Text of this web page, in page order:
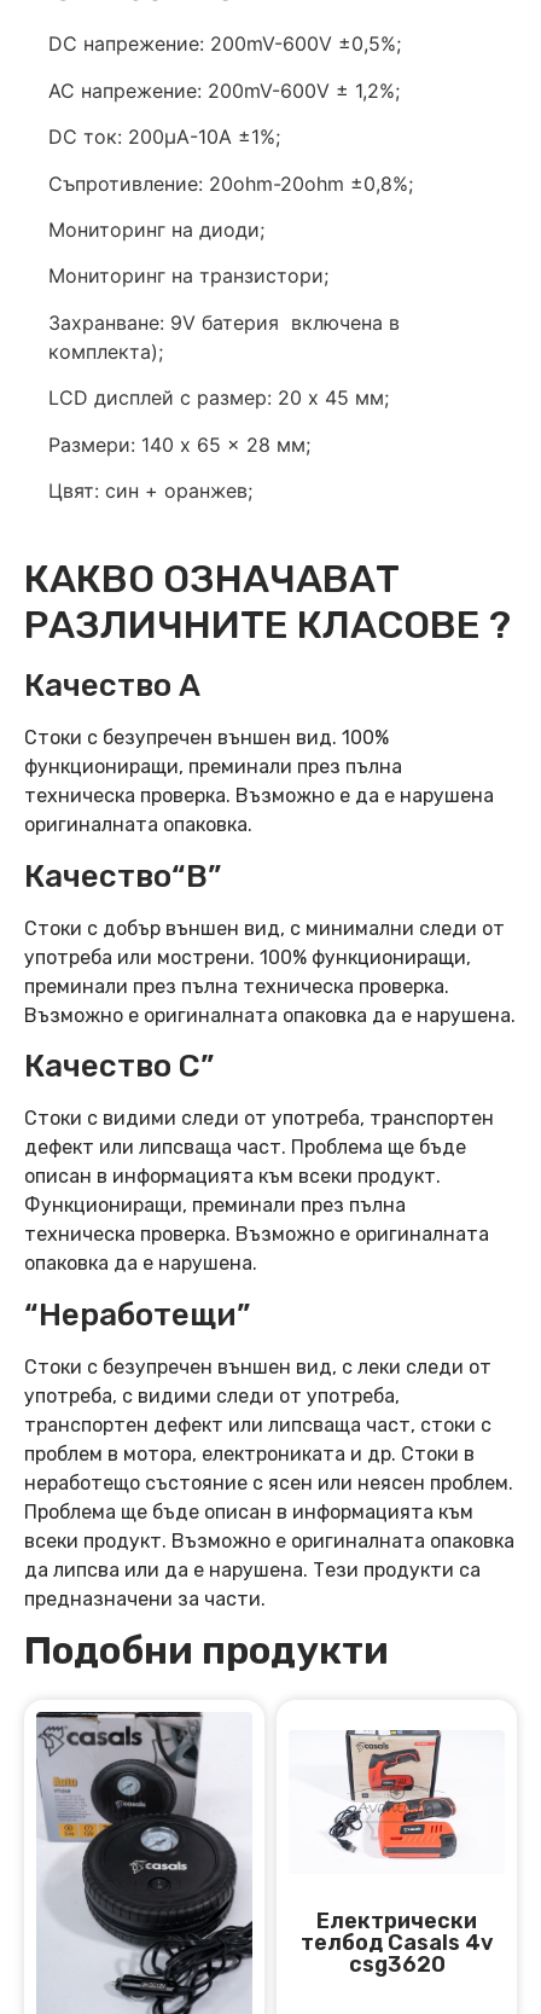
DC напрежение: 200mV-600V ±0,5%;
AC напрежение: 200mV-600V ± 1,2%;
DC ток: 200µA-10A ±1%;
Съпротивление: 20ohm-20ohm ±0,8%;
Мониторинг на диоди;
Мониторинг на транзистори;
Захранване: 9V батерия включена в
комплекта);
LCD дисплей с размер: 20 x 45 мм;
Размери: 140 x 65 x 28 мм;
Цвят: син + оранжев;
КАКВО ОЗНАЧАВАТ
РАЗЛИЧНИТЕ КЛАСОВЕ ?
Качество А
Стоки с безупречен външен вид. 100%
функциониращи, преминали през пълна
техническа проверка. Възможно е да е нарушена
оригиналната опаковка.
Качество“B”
Стоки с добър външен вид, с минимални следи от
употреба или мострени. 100% функциониращи,
преминали през пълна техническа проверка.
Възможно е оригиналната опаковка да е нарушена.
Качество C”
Стоки с видими следи от употреба, транспортен
дефект или липсваща част. Проблема ще бъде
описан в информацията към всеки продукт.
Функциониращи, преминали през пълна
техническа проверка. Възможно е оригиналната
опаковка да е нарушена.
“Неработещи”
Стоки с безупречен външен вид, с леки следи от
употреба, с видими следи от употреба,
транспортен дефект или липсваща част, стоки с
проблем в мотора, електрониката и др. Стоки в
неработещо състояние с ясен или неясен проблем.
Проблема ще бъде описан в информацията към
всеки продукт. Възможно е оригиналната опаковка
да липсва или да е нарушена. Тези продукти са
предназначени за части.
Подобни продукти
Електрически
телбод Casals 4v
csg3620